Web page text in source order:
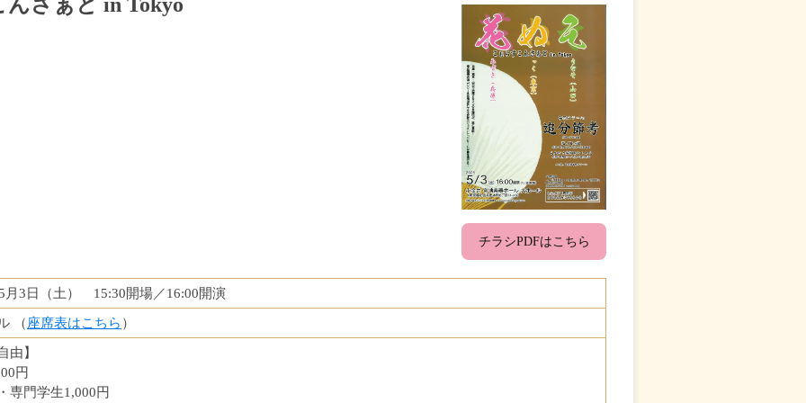
チラシPDFはこちら
月3日（土） 15:30開場／16:00開演
（座席表はこちら ）
由】
円
専門学生1,000円